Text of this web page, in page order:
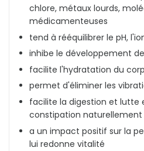
chlore, métaux lourds,
médicamenteuses
tend à rééquilibrer le pH,
inhibe le développement
facilite l'hydratation du
permet d'éliminer les
facilite la digestion et
constipation naturellement
a un impact positif sur la
lui redonne vitalité